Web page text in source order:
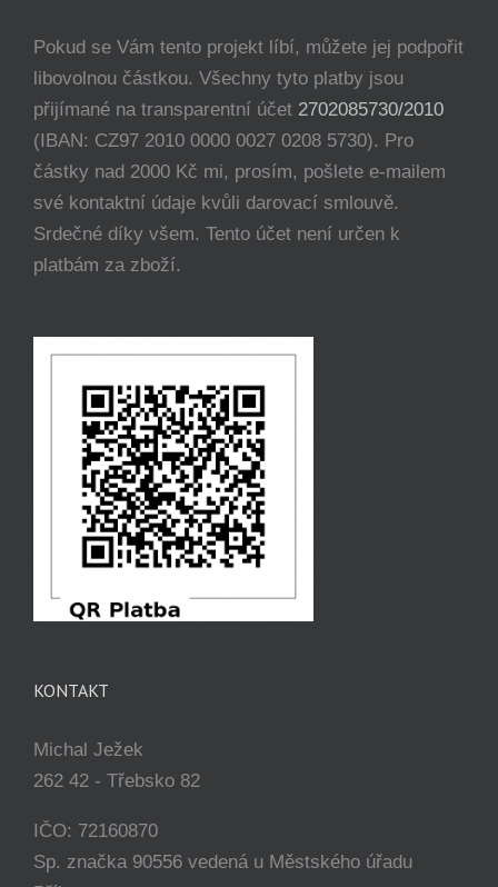
Pokud se Vám tento projekt líbí, můžete jej podpořit
libovolnou částkou. Všechny tyto platby jsou
přijímané na transparentní účet 2702085730/2010
(IBAN: CZ97 2010 0000 0027 0208 5730). Pro
částky nad 2000 Kč mi, prosím, pošlete e-mailem
své kontaktní údaje kvůli darovací smlouvě.
Srdečné díky všem. Tento účet není určen k
platbám za zboží.
KONTAKT
Michal Ježek
262 42 - Třebsko 82
IČO: 72160870
Sp. značka 90556 vedená u Městského úřadu